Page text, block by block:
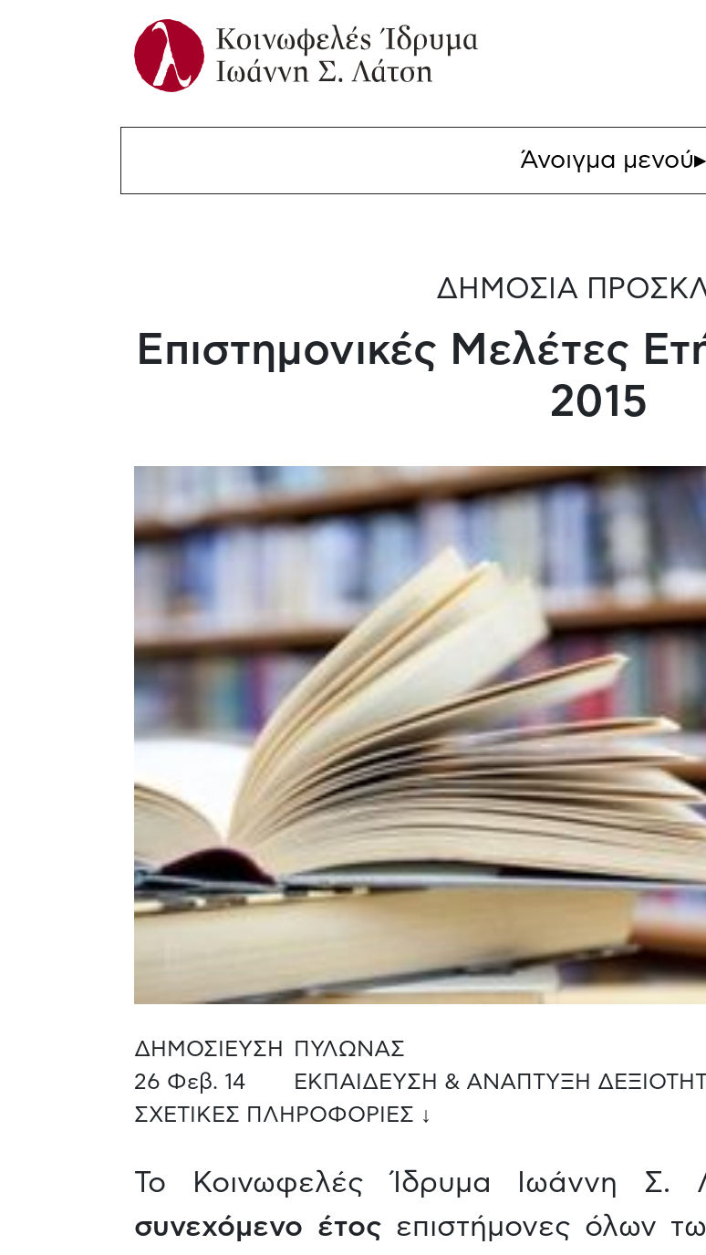
Άνοιγμα μενού▸
ΔΗΜΟΣΙΑ
Επιστημονικές Μελέτες
2015
ΔΗΜΟΣΙΕΥΣΗ
26 Φεβ. 14
ΠΥΛΩΝΑΣ
ΕΚΠΑΙΔΕΥΣΗ & ΑΝΑΠΤΥΞΗ
ΣΧΕΤΙΚΕΣ ΠΛΗΡΟΦΟΡΙΕΣ ↓
Το Κοινωφελές Ίδρυμα Ιωάννη Σ.
συνεχόμενο έτος επιστήμονες όλων